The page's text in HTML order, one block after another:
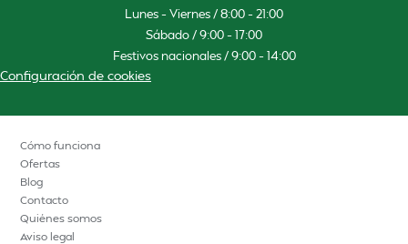
Lunes – Viernes / 8:00 – 21:00
Sábado / 9:00 – 17:00
Festivos nacionales / 9:00 – 14:00
Configuración de cookies
Cómo funciona
Ofertas
Blog
Contacto
Quiénes somos
Aviso legal